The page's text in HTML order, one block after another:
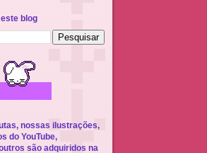
blog
nossas ilustrações,
do YouTube,
são adquiridos na